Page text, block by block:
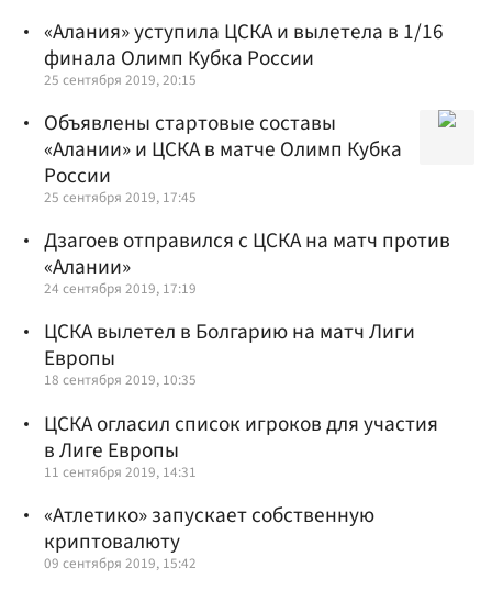
«Алания» уступила ЦСКА и вылетела в 1/16
финала Олимп Кубка России
25 сентября 2019, 20:15
Объявлены стартовые составы
«Алании» и ЦСКА в матче Олимп Кубка
России
25 сентября 2019, 17:45
Дзагоев отправился с ЦСКА на матч против
«Алании»
24 сентября 2019, 17:19
ЦСКА вылетел в Болгарию на матч Лиги
Европы
18 сентября 2019, 10:35
ЦСКА огласил список игроков для участия
в Лиге Европы
11 сентября 2019, 14:31
«Атлетико» запускает собственную
криптовалюту
09 сентября 2019, 15:42